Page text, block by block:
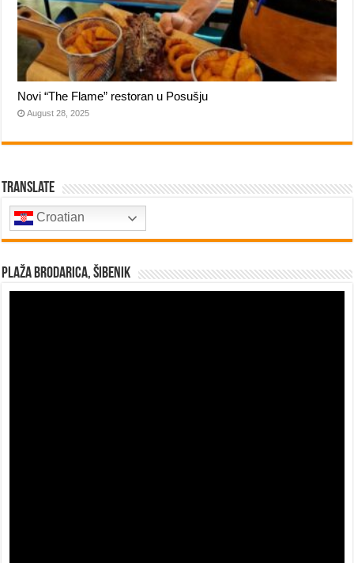
Novi “The Flame” restoran u Posušju
August 28, 2025
Translate
Croatian
Plaža Brodarica, Šibenik